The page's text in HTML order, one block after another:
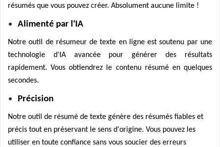
résumés que vous pouvez créer. Absolument aucune limite !
Alimenté par l'IA
Notre outil de résumeur de texte en ligne est soutenu par une
technologie d'IA avancée pour générer des résultats
rapidement. Vous obtiendrez le contenu résumé en quelques
secondes.
Précision
Notre outil de résumé de texte génère des résumés fiables et
précis tout en préservant le sens d'origine. Vous pouvez les
utiliser en toute confiance sans vous soucier des erreurs